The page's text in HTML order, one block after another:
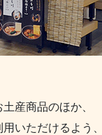
産商品のほか、
いただけるよう